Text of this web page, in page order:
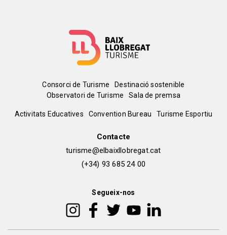
Menú
del
Consorci de Turisme
Destinació sostenible
Observatori de Turisme
Sala de premsa
Peu
Activitats Educatives Convention Bureau Turisme Esportiu
Contacte
turisme@elbaixllobregat.cat
(+34) 93 685 24 00
Segueix-nos